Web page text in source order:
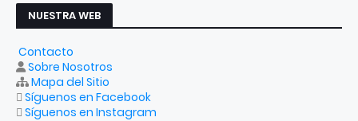
NUESTRA WEB
Contacto
Sobre Nosotros
Mapa del Sitio
Síguenos en Facebook
Síguenos en Instagram